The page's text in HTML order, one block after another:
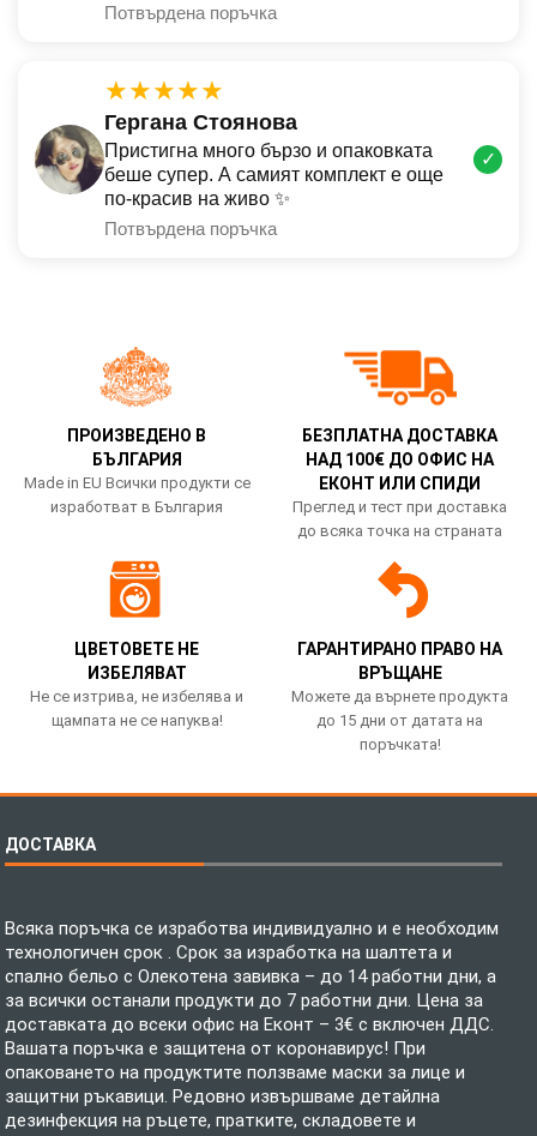
Потвърдена поръчка
★★★★★
Гергана Стоянова
Пристигна много бързо и опаковката
беше супер. А самият комплект е още
по-красив на живо ✨
Потвърдена поръчка
✓
ПРОИЗВЕДЕНО В
БЪЛГАРИЯ
Made in EU Всички продукти се
изработват в България
БЕЗПЛАТНА ДОСТАВКА
НАД 100€ ДО ОФИС НА
ЕКОНТ ИЛИ СПИДИ
Преглед и тест при доставка
до всяка точка на страната
ЦВЕТОВЕТЕ НЕ
ИЗБЕЛЯВАТ
Не се изтрива, не избелява и
щампата не се напуква!
ГАРАНТИРАНО ПРАВО НА
ВРЪЩАНЕ
Можете да върнете продукта
до 15 дни от датата на
поръчката!
ДОСТАВКА
Всяка поръчка се изработва индивидуално и е необходим
технологичен срок . Срок за изработка на шалтета и
спално бельо с Олекотена завивка – до 14 работни дни, а
за всички останали продукти до 7 работни дни. Цена за
доставката до всеки офис на Еконт – 3€ с включен ДДС.
Вашата поръчка е защитена от коронавирус! При
опаковането на продуктите ползваме маски за лице и
защитни ръкавици. Редовно извършваме детайлна
дезинфекция на ръцете, пратките, складовете и